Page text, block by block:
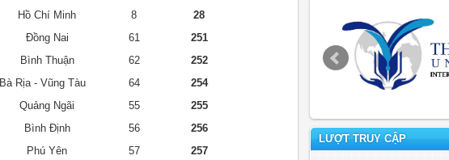
Hồ Chí Minh 8
28
Đồng Nai 61
251
Bình Thuận 62
252
Bà Rịa - Vũng Tàu 64
254
Quảng Ngãi 55
255
Bình Định 56
256
Phú Yên 57
257
LƯỢT TRUY CẬP